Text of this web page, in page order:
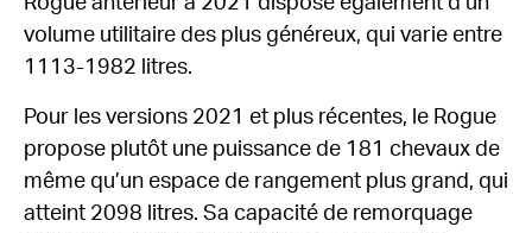
volume utilitaire des plus généreux, qui varie entre
1113-1982 litres.
Pour les versions 2021 et plus récentes, le Rogue
propose plutôt une puissance de 181 chevaux de
même qu’un espace de rangement plus grand, qui
atteint 2098 litres. Sa capacité de remorquage